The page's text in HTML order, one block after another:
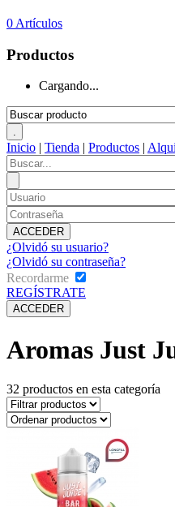
0 Artículos
Productos
Cargando...
Inicio | Tienda | Productos |
¿Olvidó su usuario?
¿Olvidó su contraseña?
Recordarme
REGÍSTRATE
Aromas Just
32 productos en esta categoría